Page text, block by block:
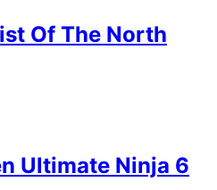
Of The North
Ultimate Ninja 6